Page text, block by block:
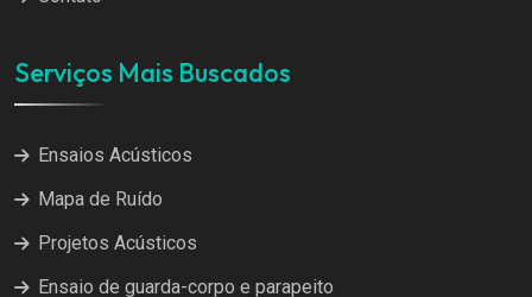
Serviços Mais Buscados
Ensaios Acústicos
Mapa de Ruído
Projetos Acústicos
Ensaio de guarda-corpo e parapeito